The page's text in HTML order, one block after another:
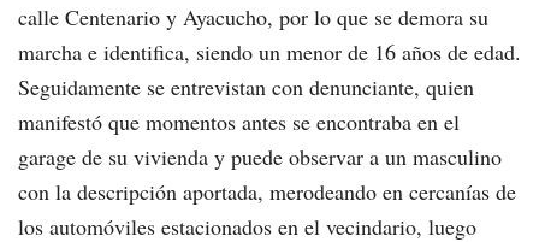
calle Centenario y Ayacucho, por lo que se demora su
marcha e identifica, siendo un menor de 16 años de edad.
Seguidamente se entrevistan con denunciante, quien
manifestó que momentos antes se encontraba en el
garage de su vivienda y puede observar a un masculino
con la descripción aportada, merodeando en cercanías de
los automóviles estacionados en el vecindario, luego